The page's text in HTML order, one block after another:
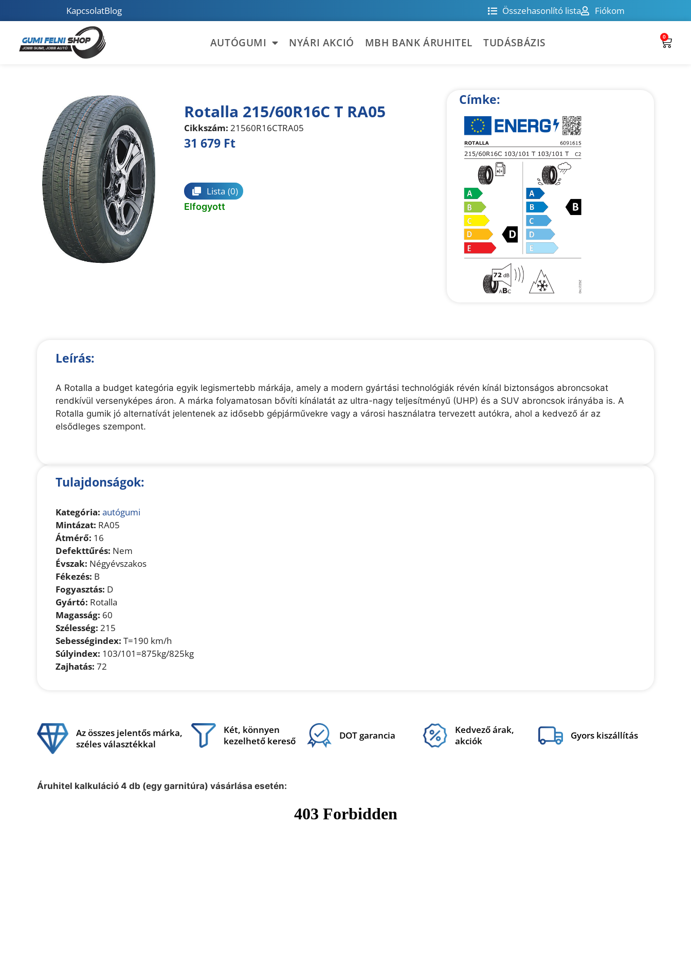
KapcsolatBlog Összehasonlító lista Fiókom
AUTÓGUMI NYÁRI AKCIÓ MBH BANK ÁRUHITEL TUDÁSBÁZIS 0
Rotalla 215/60R16C T RA05
Cikkszám: 21560R16CTRA05
31 679 Ft
Lista (0)
Elfogyott
Címke:
Leírás:
A Rotalla a budget kategória egyik legismertebb márkája, amely a modern gyártási technológiák révén kínál biztonságos abroncsokat
rendkívül versenyképes áron. A márka folyamatosan bővíti kínálatát az ultra-nagy teljesítményű (UHP) és a SUV abroncsok irányába is. A
Rotalla gumik jó alternatívát jelentenek az idősebb gépjárművekre vagy a városi használatra tervezett autókra, ahol a kedvező ár az
elsődleges szempont.
Tulajdonságok:
Kategória: autógumi
Mintázat: RA05
Átmérő: 16
Defekttűrés: Nem
Évszak: Négyévszakos
Fékezés: B
Fogyasztás: D
Gyártó: Rotalla
Magasság: 60
Szélesség: 215
Sebességindex: T=190 km/h
Súlyindex: 103/101=875kg/825kg
Zajhatás: 72
Az összes jelentős márka,
széles választékkal
Két, könnyen
kezelhető kereső
DOT garancia
Kedvező árak,
akciók
Gyors kiszállítás
Áruhitel kalkuláció 4 db (egy garnitúra) vásárlása esetén: